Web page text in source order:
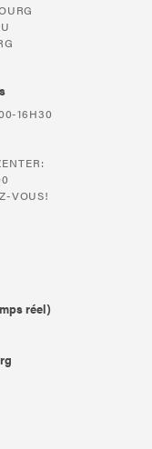
16H30
VOUS!
réel)